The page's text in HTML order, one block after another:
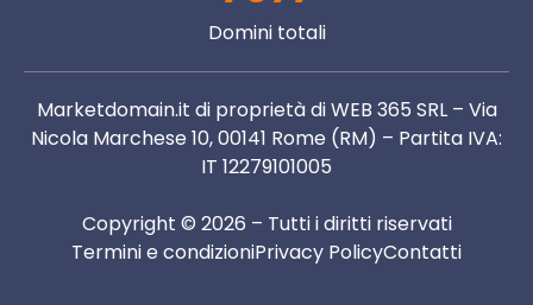
Domini totali
Marketdomain.it di proprietà di WEB 365 SRL – Via
Nicola Marchese 10, 00141 Rome (RM) – Partita IVA:
IT 12279101005
Copyright © 2026 – Tutti i diritti riservati
Termini e condizioniPrivacy PolicyContatti